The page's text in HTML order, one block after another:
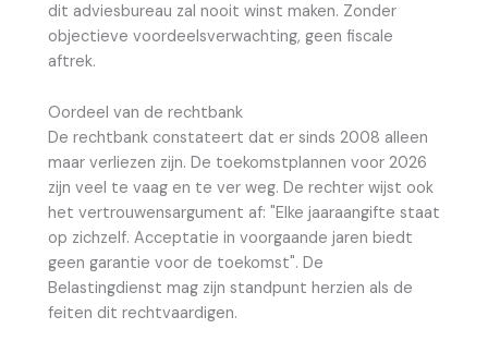
dit adviesbureau zal nooit winst maken. Zonder
objectieve voordeelsverwachting, geen fiscale
aftrek.
Oordeel van de rechtbank
De rechtbank constateert dat er sinds 2008 alleen
maar verliezen zijn. De toekomstplannen voor 2026
zijn veel te vaag en te ver weg. De rechter wijst ook
het vertrouwensargument af: "Elke jaaraangifte staat
op zichzelf. Acceptatie in voorgaande jaren biedt
geen garantie voor de toekomst". De
Belastingdienst mag zijn standpunt herzien als de
feiten dit rechtvaardigen.